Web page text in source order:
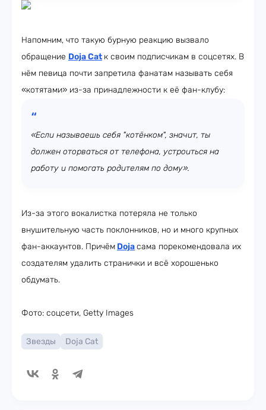
Напомним, что такую бурную реакцию вызвало
обращение Doja Cat к своим подписчикам в соцсетях. В
нём певица почти запретила фанатам называть себя
«котятами» из-за принадлежности к её фан-клубу:
«Если называешь себя "котëнком", значит, ты
должен оторваться от телефона, устроиться на
работу и помогать родителям по дому».
Из-за этого вокалистка потеряла не только
внушительную часть поклонников, но и много крупных
фан-аккаунтов. Причём Dojaсама порекомендовала их
создателям удалить странички и всё хорошенько
обдумать.
Фото: соцсети, Getty Images
Звезды Doja Cat